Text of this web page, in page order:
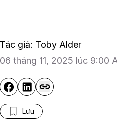
Tác giả: Toby Alder
06 tháng 11, 2025 lúc 9:00
Lưu